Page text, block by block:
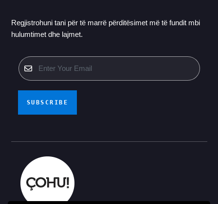
Regjistrohuni tani për të marrë përditësimet më të fundit mbi
hulumtimet dhe lajmet.
SUBSCRIBE